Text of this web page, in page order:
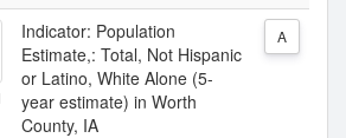
Indicator: Population
Estimate,: Total, Not Hispanic
or Latino, White Alone (5-
year estimate) in Worth
County, IA
A